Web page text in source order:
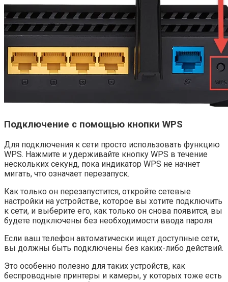
Подключение с помощью кнопки WPS
Для подключения к сети просто использовать функцию
WPS. Нажмите и удерживайте кнопку WPS в течение
нескольких секунд, пока индикатор WPS не начнет
мигать, что означает перезапуск.
Как только он перезапустится, откройте сетевые
настройки на устройстве, которое вы хотите подключить
к сети, и выберите его, как только он снова появится, вы
будете подключены без необходимости ввода пароля.
Если ваш телефон автоматически ищет доступные сети,
вы должны быть подключены без каких-либо действий.
Это особенно полезно для таких устройств, как
беспроводные принтеры и камеры, у которых тоже есть